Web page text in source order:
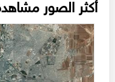
أكثر الصور مشاهدة